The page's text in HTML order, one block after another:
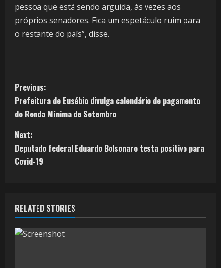
pessoa que está sendo arguida, às vezes aos
próprios senadores. Fica um espetáculo ruim para
o restante do país”, disse.
Previous:
Prefeitura de Eusébio divulga calendário de pagamento
do Renda Mínima de Setembro
Next:
Deputado federal Eduardo Bolsonaro testa positivo para
Covid-19
RELATED STORIES